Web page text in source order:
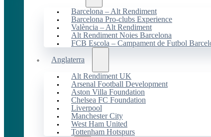
Barcelona – Alt Rendiment
Barcelona Pro-clubs Experience
València – Alt Rendiment
Alt Rendiment Noies Barcelona
FCB Escola – Campament de Futbol
Anglaterra
Alt Rendiment UK
Arsenal Football Development
Aston Villa Foundation
Chelsea FC Foundation
Liverpool
Manchester City
West Ham United
Tottenham Hotspurs